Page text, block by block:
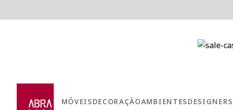
MÓVEISDECORAÇÃOAMBIENTESDESIGNERS